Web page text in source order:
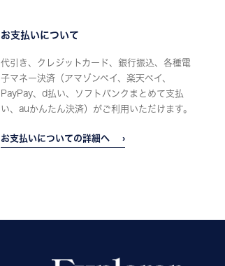
お支払いについて
代引き、クレジットカード、銀行振込、各種電
子マネー決済（アマゾンペイ、楽天ペイ、
PayPay、d払い、ソフトバンクまとめて支払
い、auかんたん決済）がご利用いただけます。
お支払いについての詳細へ